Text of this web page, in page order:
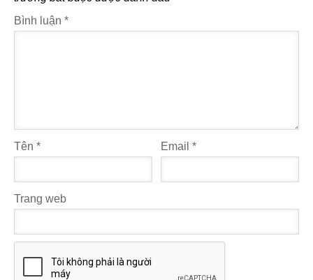
Bình luận *
Tên * Email*
Trang web